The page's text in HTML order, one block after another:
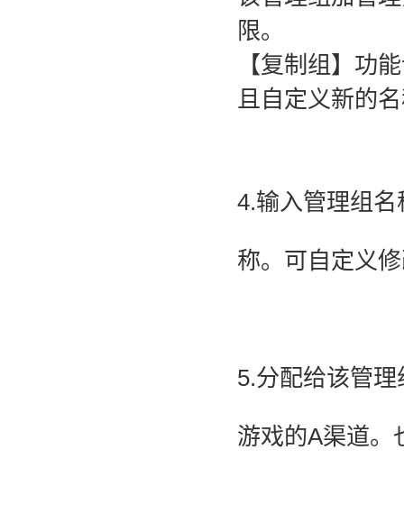
限。
【复制组】功
且自定义新的
4.输入管理组
称。可自定义
5.分配给该管
游戏的A渠道。